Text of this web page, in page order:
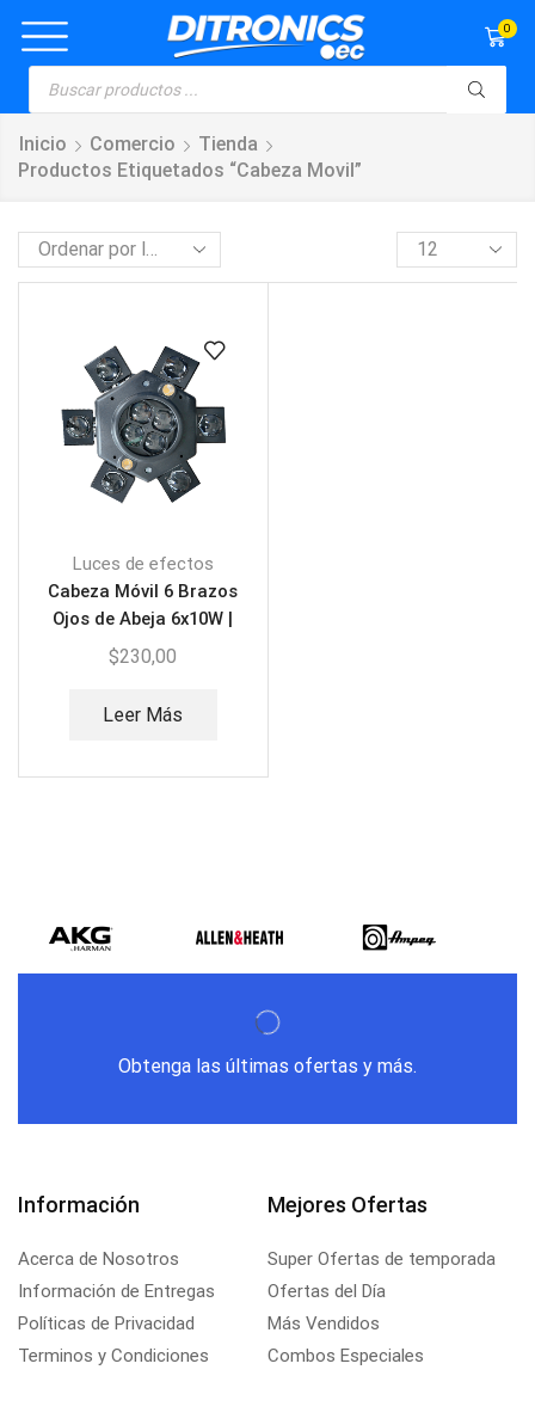
0
Inicio Comercio
Tienda
Productos Etiquetados “cabeza Movil”
Luces de efectos
Cabeza Móvil 6 Brazos
Ojos de Abeja 6x10W |
Eurolite EURO-MH416
$230,00
Leer Más
Obtenga las últimas ofertas y más.
Información
Acerca de Nosotros
Información de Entregas
Políticas de Privacidad
Terminos y Condiciones
Mejores Ofertas
Super Ofertas de temporada
Ofertas del Día
Más Vendidos
Combos Especiales